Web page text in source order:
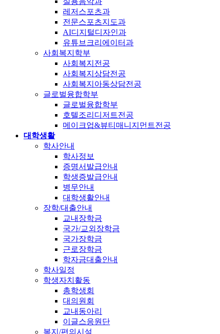
레저스포츠과
전문스포츠지도과
AI디지털디자인과
유튜브크리에이터과
사회복지학부
사회복지전공
사회복지상담전공
사회복지아동상담전공
글로벌융합학부
글로벌융합학부
호텔조리디저트전공
메이크업&뷰티매니지먼트전공
대학생활
학사안내
학사정보
증명서발급안내
학생증발급안내
병무안내
대학생활안내
장학/대출안내
교내장학금
국가/교외장학금
국가장학금
근로장학금
학자금대출안내
학사일정
학생자치활동
총학생회
대의원회
교내동아리
이글스응원단
복지/편의시설